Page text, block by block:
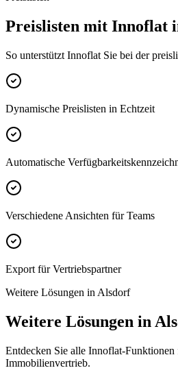
Preislisten mit Innoflat
So unterstützt Innoflat Sie bei der
Dynamische Preislisten in Echtzeit
Automatische
Verschiedene Ansichten für Teams
Export für Vertriebspartner
Weitere Lösungen in Alsdorf
Weitere Lösungen in
Entdecken Sie alle Innoflat-Funktionen
Immobilienvertrieb.